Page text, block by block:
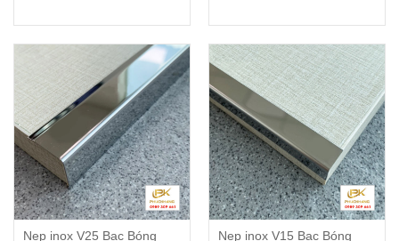
Nẹp inox V25 Bạc Bóng Nẹp inox V15 Bạc Bóng